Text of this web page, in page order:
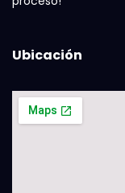
Ubicación